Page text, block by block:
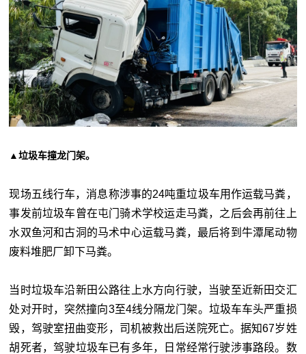
▲垃圾车撞龙门架。
现场五线行车，消息称涉事的24吨重垃圾车用作运载马粪，
事发前垃圾车曾在屯门骑术学校运走马粪，之后会再前往上
水双鱼河和古洞的马术中心运载马粪，最后将到牛潭尾动物
废料堆肥厂卸下马粪。
当时垃圾车沿新田公路往上水方向行驶，当驶至近新田交汇
处对开时，突然撞向3至4线分隔龙门架。垃圾车车头严重损
毁，驾驶室扭曲变形，司机被救出后送院死亡。据知67岁姓
胡死者，驾驶垃圾车已有多年，日常经常行驶涉事路段。数